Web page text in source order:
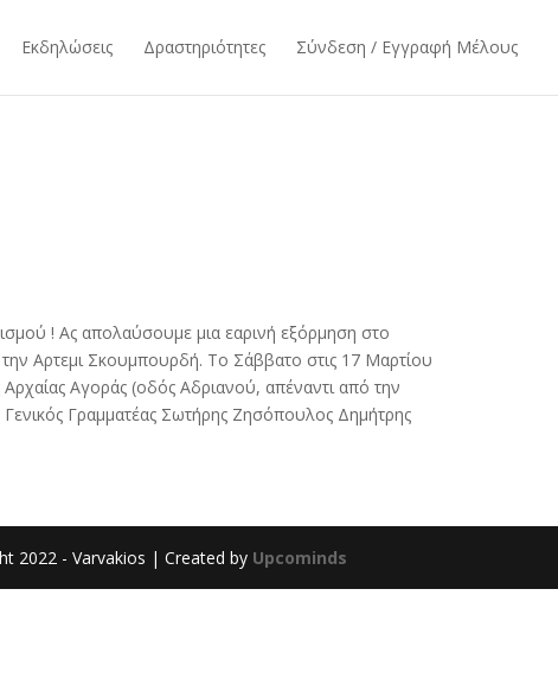
Εκδηλώσεις Δραστηριότητες Σύνδεση / Εγγραφή Μέλους
! Ας απολαύσουμε μια εαρινή εξόρμηση στο
την Αρτεμι Σκουμπουρδή. Το Σάββατο στις 17 Μαρτίου
Αγοράς (οδός Αδριανού, απέναντι από την
Γραμματέας Σωτήρης Ζησόπουλος Δημήτρης
2022 - Varvakios | Created by Upcominds